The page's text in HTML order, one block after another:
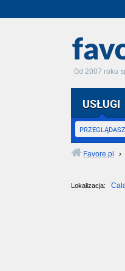
Od 2007 roku
USŁUGI
Favore.pl ›
Lokalizacja: